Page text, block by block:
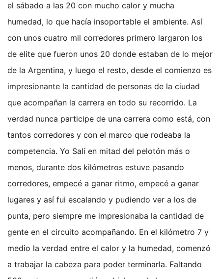
el sábado a las 20 con mucho calor y mucha
humedad, lo que hacía insoportable el ambiente. Así
con unos cuatro mil corredores primero largaron los
de elite que fueron unos 20 donde estaban de lo mejor
de la Argentina, y luego el resto, desde el comienzo es
impresionante la cantidad de personas de la ciudad
que acompañan la carrera en todo su recorrido. La
verdad nunca participe de una carrera como está, con
tantos corredores y con el marco que rodeaba la
competencia. Yo Salí en mitad del pelotón más o
menos, durante dos kilómetros estuve pasando
corredores, empecé a ganar ritmo, empecé a ganar
lugares y así fui escalando y pudiendo ver a los de
punta, pero siempre me impresionaba la cantidad de
gente en el circuito acompañando. En el kilómetro 7 y
medio la verdad entre el calor y la humedad, comenzó
a trabajar la cabeza para poder terminarla. Faltando